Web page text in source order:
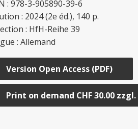
: 978-3-905890-39-6
: 2024 (2e éd.), 140 p.
: HfH-Reihe 39
: Allemand
Version Open Access (PDF)
Print on demand CHF 30.00